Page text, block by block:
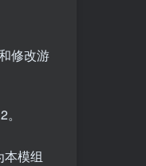
修改游
模组